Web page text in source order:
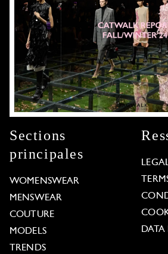
Sections
principales
WOMENSWEAR
MENSWEAR
COUTURE
MODELS
TRENDS
DATA